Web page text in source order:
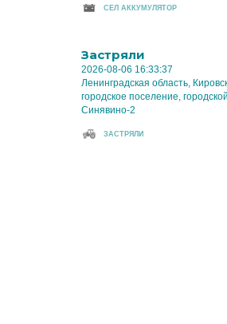
CЕЛ АККУМУЛЯТОР
Застряли
2026-08-06 16:33:37
Ленинградская область,
городское поселение,
Синявино-2
ЗАСТРЯЛИ